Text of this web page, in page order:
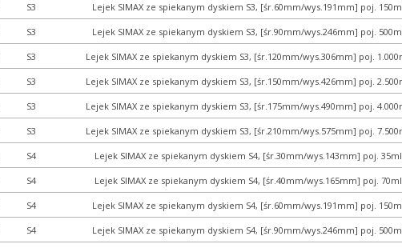
S3 Lejek SIMAX ze spiekanym dyskiem S3, [śr.60mm/wys.191mm] poj.
S3 Lejek SIMAX ze spiekanym dyskiem S3, [śr.90mm/wys.246mm] poj.
S3 Lejek SIMAX ze spiekanym dyskiem S3, [śr.120mm/wys.306mm] poj.
S3 Lejek SIMAX ze spiekanym dyskiem S3, [śr.150mm/wys.426mm] poj.
S3 Lejek SIMAX ze spiekanym dyskiem S3, [śr.175mm/wys.490mm] poj.
S3 Lejek SIMAX ze spiekanym dyskiem S3, [śr.210mm/wys.575mm] poj.
S4 Lejek SIMAX ze spiekanym dyskiem S4, [śr.30mm/wys.143mm] poj. 35ml
S4 Lejek SIMAX ze spiekanym dyskiem S4, [śr.40mm/wys.165mm] poj. 70ml
S4 Lejek SIMAX ze spiekanym dyskiem S4, [śr.60mm/wys.191mm] poj.
S4 Lejek SIMAX ze spiekanym dyskiem S4, [śr.90mm/wys.246mm] poj.